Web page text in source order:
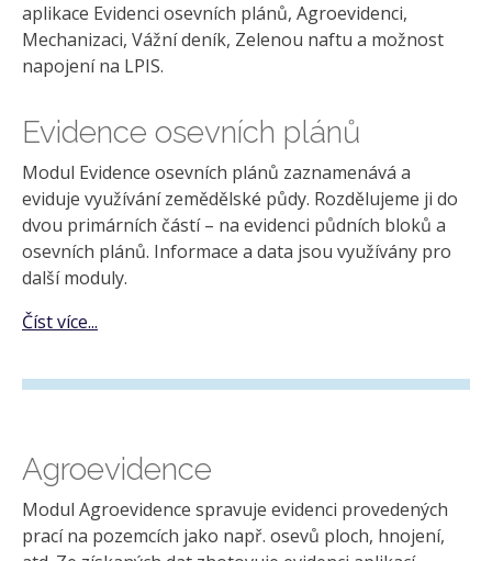
aplikace Evidenci osevních plánů, Agroevidenci,
Mechanizaci, Vážní deník, Zelenou naftu a možnost
napojení na LPIS.
Evidence osevních plánů
Modul Evidence osevních plánů zaznamenává a
eviduje využívání zemědělské půdy. Rozdělujeme ji do
dvou primárních částí – na evidenci půdních bloků a
osevních plánů. Informace a data jsou využívány pro
další moduly.
Číst více...
Agroevidence
Modul Agroevidence spravuje evidenci provedených
prací na pozemcích jako např. osevů ploch, hnojení,